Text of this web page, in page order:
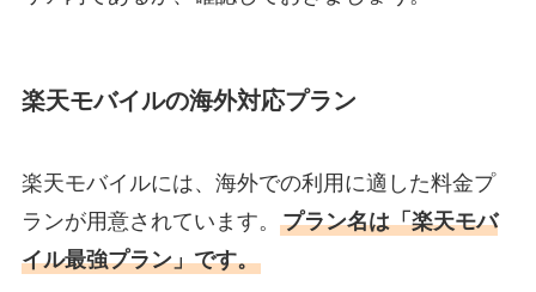
楽天モバイルの海外対応プラン
楽天モバイルには、海外での利用に適した料金プ
ランが用意されています。 プラン名は「楽天モバ
イル最強プラン」です。